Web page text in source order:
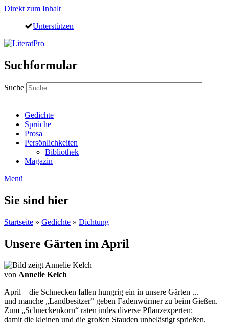
Direkt zum Inhalt
Unterstützen
Suchformular
Suche
Gedichte
Sprüche
Prosa
Persönlichkeiten
Bibliothek
Magazin
Menü
Sie sind hier
Startseite » Gedichte » Dichtung
Unsere Gärten im April
von Annelie Kelch
April – die Schnecken fallen hungrig ein in unsere Gärten ...
und manche „Landbesitzer“ geben Fadenwürmer zu beim Gießen.
Zum „Schneckenkorn“ raten indes diverse Pflanzexperten:
damit die kleinen und die großen Stauden unbelästigt sprießen.